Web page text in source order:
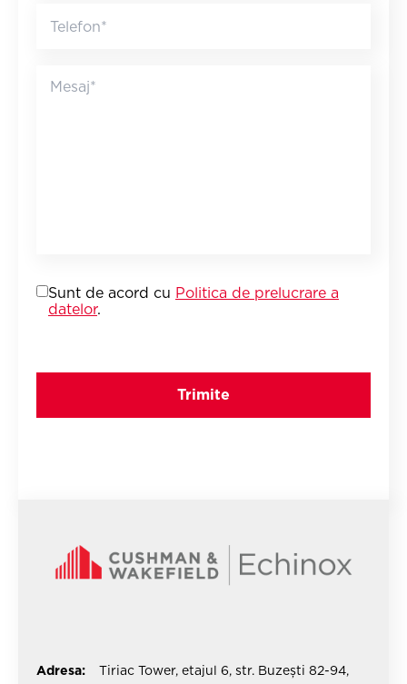
Sunt de acord cu Politica de prelucrare a
datelor.
Adresa:
Tiriac Tower, etajul 6, str. Buzești 82-94,